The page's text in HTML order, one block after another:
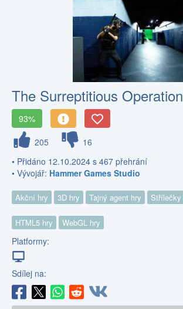
The Surreptitious Operation
93%
205
16
• Přidáno 12.10.2024 s 467 přehrání
• Vývojář: Hammer Games Studio
Akční hry 3D hry Tajný agent hry Střílečky
HTML5 hry WebGL hry
Platformy:
Sdílej na: